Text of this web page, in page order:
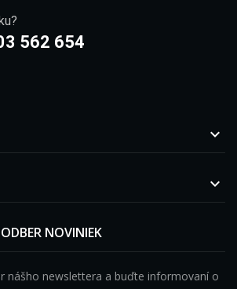
562 654


NOVINIEK
nášho newslettera a buďte informovaní o